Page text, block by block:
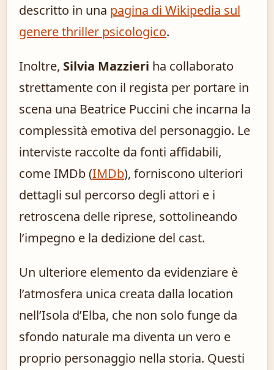
descritto in una pagina di Wikipedia sul
genere thriller psicologico.
Inoltre, Silvia Mazzieri ha collaborato
strettamente con il regista per portare in
scena una Beatrice Puccini che incarna la
complessità emotiva del personaggio. Le
interviste raccolte da fonti affidabili,
come IMDb (IMDb), forniscono ulteriori
dettagli sul percorso degli attori e i
retroscena delle riprese, sottolineando
l’impegno e la dedizione del cast.
Un ulteriore elemento da evidenziare è
l’atmosfera unica creata dalla location
nell’Isola d’Elba, che non solo funge da
sfondo naturale ma diventa un vero e
proprio personaggio nella storia. Questi